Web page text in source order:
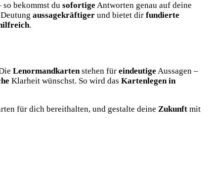
bekommst du sofortige Antworten genau auf deine
aussagekräftiger und bietet dir fundierte
.
Lenormandkarten stehen für eindeutige Aussagen –
Klarheit wünschst. So wird das Kartenlegen in
für dich bereithalten, und gestalte deine Zukunft mit